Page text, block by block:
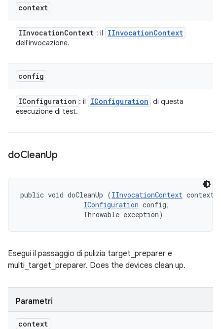
context
IInvocationContext : il IInvocationContext
dell'invocazione.
config
IConfiguration : il IConfiguration di questa
esecuzione di test.
doCleanUp
public void doCleanUp (IInvocationContext
IConfiguration config,
                Throwable exception)
Esegui il passaggio di pulizia target_preparer e
multi_target_preparer. Does the devices clean up.
Parametri
context